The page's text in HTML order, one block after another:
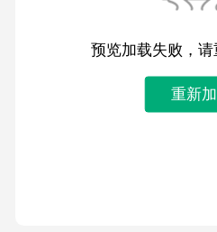
预览加载失败，
重新